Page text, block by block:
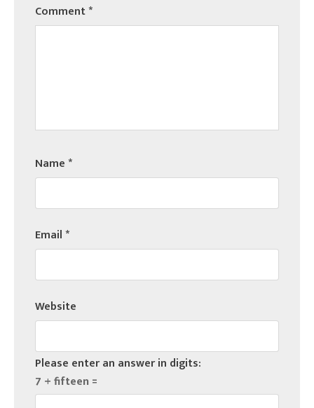
Comment*
Name*
Email*
Website
Please enter an answer in digits:
7 + fifteen =